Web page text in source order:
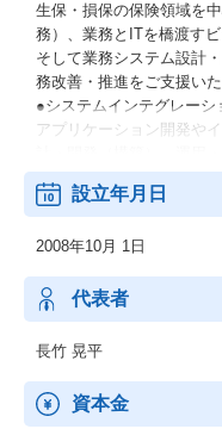
生保・損保の保険領域を
務）、業務とITを橋渡すビ
そして業務システム設計
務改善・推進をご支援いた
●システムインテグレーシ
アプリケーション開発や
様々な工程におけるソリ
す。
クライアント・企業の業
の提供を実現するために、
ユニークかつ芸術性の高
表示用フォントサービス
●通信事業/不動産事業/プ
設立年月日
2008年10月 1日
代表者
長竹 晃平
資本金